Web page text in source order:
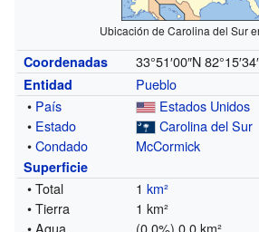
Ubicación de Carolina del Sur
Coordenadas 33°51′00″N
Entidad
Pueblo
• País
Estados Unidos
• Estado
Carolina del Sur
•Condado McCormick
Superficie
• Total 1km²
• Tierra
1 km²
• Agua
(0.0%) 0.0 km²